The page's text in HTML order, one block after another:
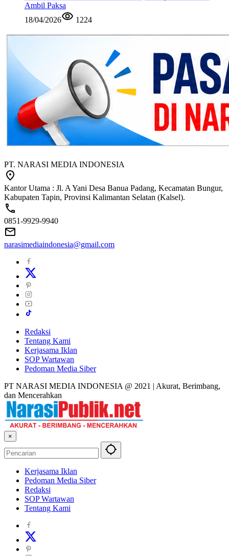
Ambil Paksa
18/04/2026
1224
PT. NARASI MEDIA INDONESIA
Kantor Utama : Jl. A Yani Desa Banua Padang, Kecamatan Bungur,
Kabupaten Tapin, Provinsi Kalimantan Selatan (Kalsel).
0851-9929-9940
narasimediaindonesia@gmail.com
Redaksi
Tentang Kami
Kerjasama Iklan
SOP Wartawan
Pedoman Media Siber
PT NARASI MEDIA INDONESIA @ 2021 | Akurat, Berimbang,
dan Mencerahkan
×
Kerjasama Iklan
Pedoman Media Siber
Redaksi
SOP Wartawan
Tentang Kami